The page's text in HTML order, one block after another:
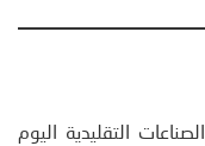
التقليدية اليوم